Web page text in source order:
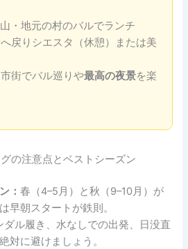
・地元の村のバルでランチ
戻りシエスタ（休憩）または美
市街でバル巡りや最高の夜景を楽
の注意点とベストシーズン
：春（4–5月）と秋（9–10月）が
早朝スタートが鉄則。
ダル履き、水なしでの出発、日没直
対に避けましょう。